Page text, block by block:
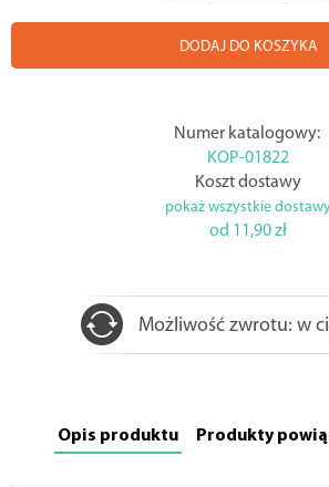
DODAJ DO KOSZYKA
Numer katalogowy:
KOP-01822
Koszt dostawy
pokaż wszystkie
od 11,90 zł
Możliwość zwrotu: w
Opis produktu Produkty